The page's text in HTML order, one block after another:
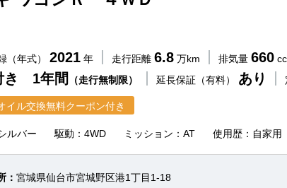
（年式） 2021 年 走行距離 6.8 万km 排気量 660 cc
き 1年間 （走行無制限） 延長保証（有料） あり
イル交換無料クーポン付き
ルバー 駆動：4WD ミッション：AT 使用歴：自家用
： 宮城県仙台市宮城野区港1丁目1-18